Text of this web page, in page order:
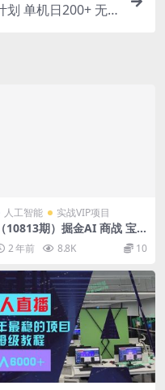
划 单机日200+ 无
人工智能 实战VIP项目
（10813期）掘金AI 商战 宝
初级班：如何用AI做文案
战实操 现学现用 玩赚超值)
2 年前 8.8K 10